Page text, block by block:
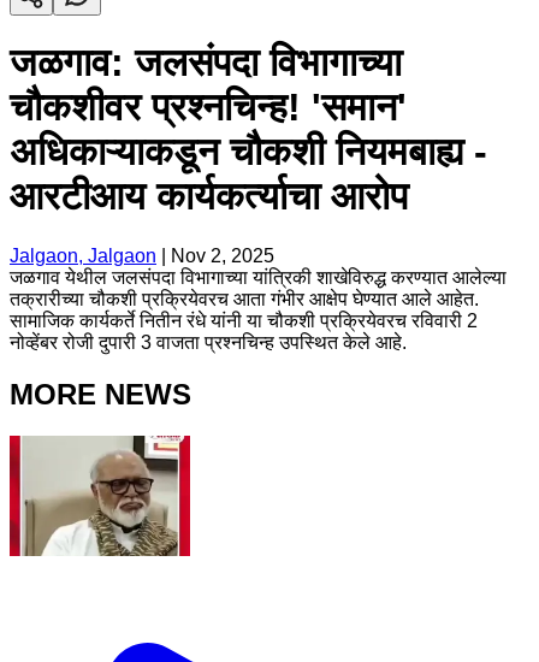
जळगाव: जलसंपदा विभागाच्या
चौकशीवर प्रश्नचिन्ह! 'समान'
अधिकाऱ्याकडून चौकशी नियमबाह्य -
आरटीआय कार्यकर्त्याचा आरोप
Jalgaon, Jalgaon
Nov 2, 2025
जळगाव येथील जलसंपदा विभागाच्या यांत्रिकी शाखेविरुद्ध करण्यात आलेल्या
तक्रारीच्या चौकशी प्रक्रियेवरच आता गंभीर आक्षेप घेण्यात आले आहेत.
सामाजिक कार्यकर्ते नितीन रंधे यांनी या चौकशी प्रक्रियेवरच रविवारी 2
नोव्हेंबर रोजी दुपारी 3 वाजता प्रश्नचिन्ह उपस्थित केले आहे.
MORE NEWS